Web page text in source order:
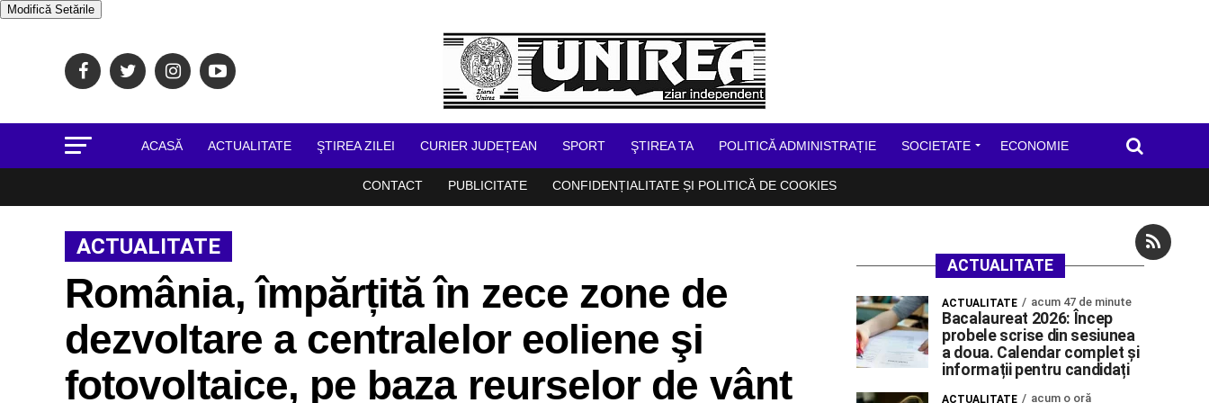
Modifică Setările
ACASĂ ACTUALITATE ŞTIREA ZILEI CURIER JUDEȚEAN SPORT ŞTIREA TA POLITICĂ ADMINISTRAȚIE SOCIETATE ECONOMIE
CONTACT PUBLICITATE CONFIDENȚIALITATE ȘI POLITICĂ DE COOKIES
ACTUALITATE
România, împărțită în zece zone de
dezvoltare a centralelor eoliene şi
fotovoltaice, pe baza reurselor de vânt
ACTUALITATE
ACTUALITATE acum 47 de minute
Bacalaureat 2026: Încep
probele scrise din sesiunea
a doua. Calendar complet și
informații pentru candidați
ACTUALITATE acum o oră